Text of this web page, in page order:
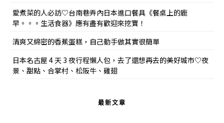
愛煮菜的人必訪♡台南巷弄內日本進口餐具《餐桌上的鹿
早。。。生活食器》應有盡有歡迎來挖寶！
清爽又綿密的香蕉蛋糕，自己動手做其實很簡單
日本名古屋 4 天 3 夜行程懶人包，去了還想再去的美好城市♡夜
景、甜點、合掌村、松阪牛、雞翅
最新文章